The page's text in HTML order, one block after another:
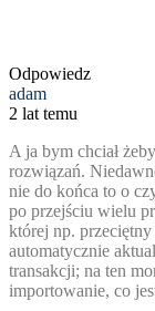
Odpowiedz
adam
2 lat temu
A ja bym chciał
rozwiązań.
nie do końca to o
po przejściu wielu
której np.
automatycznie
transakcji; na ten
importowanie, co